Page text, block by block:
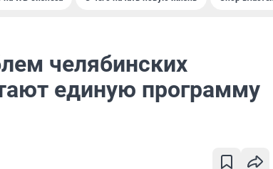
челябинских
единую программу